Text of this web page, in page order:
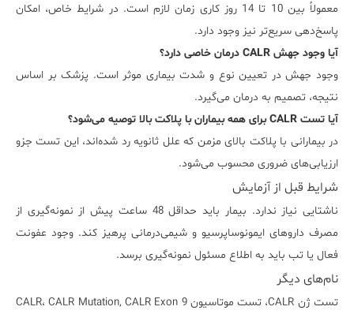
معمولاً بین 10 تا 14 روز کاری زمان لازم است. در شرایط خاص، امکان
پاسخ‌دهی سریع‌تر نیز وجود دارد.
آیا وجود جهش CALR درمان خاصی دارد؟
وجود جهش در تعیین نوع و شدت بیماری موثر است. پزشک بر اساس
نتیجه، تصمیم به درمان می‌گیرد.
آیا تست CALR برای همه بیماران با پلاکت بالا توصیه می‌شود؟
در بیمارانی با پلاکت بالای مزمن که علل ثانویه رد شده‌اند، این تست جزو
ارزیابی‌های ضروری محسوب می‌شود.
شرایط قبل از آزمایش
ناشتایی نیاز ندارد. بیمار باید حداقل 48 ساعت پیش از نمونه‌گیری از
مصرف داروهای ایمونوساپرسیو و شیمی‌درمانی پرهیز کند. وجود عفونت
فعال یا تب باید به اطلاع مسئول نمونه‌گیری برسد.
نام‌های دیگر
تست ژن CALR، تست موتاسیون CALR، CALR Mutation, CALR Exon 9